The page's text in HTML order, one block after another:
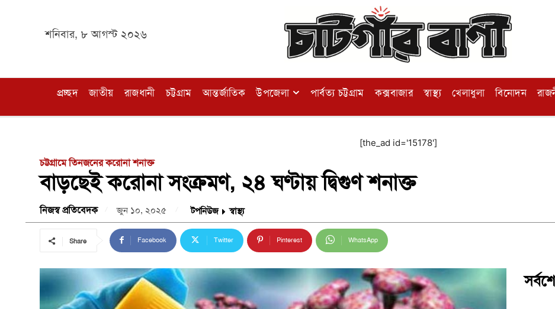
শনিবার, ৮ আগস্ট ২০২৬
প্রচ্ছদ জাতীয় রাজধানী চট্টগ্রাম আন্তর্জাতিক উপজেলা পার্বত্য চট্টগ্রাম কক্সবাজার স্বাস্থ্য খেলাধুলা বিনোদন
[the_ad id='15178']
চট্টগ্রামে তিনজনের করোনা শনাক্ত
বাড়ছেই করোনা সংক্রমণ, ২৪ ঘণ্টায় দ্বিগুণ শনাক্ত
নিজস্ব প্রতিবেদক জুন ১০, ২০২৫ টপনিউজ স্বাস্থ্য
Share Facebook Twitter Pinterest WhatsApp